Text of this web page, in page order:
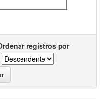
registros por